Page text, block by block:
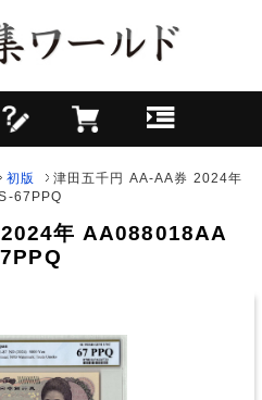
初版
津田五千円 AA-AA券 2024年
67PPQ
年 AA088018AA